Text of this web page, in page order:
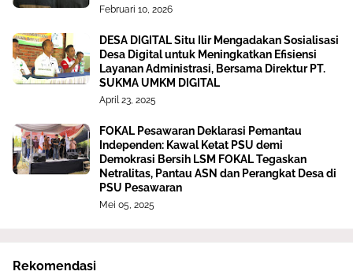
Februari 10, 2026
DESA DIGITAL Situ Ilir Mengadakan Sosialisasi
Desa Digital untuk Meningkatkan Efisiensi
Layanan Administrasi, Bersama Direktur PT.
SUKMA UMKM DIGITAL
April 23, 2025
FOKAL Pesawaran Deklarasi Pemantau
Independen: Kawal Ketat PSU demi
Demokrasi Bersih LSM FOKAL Tegaskan
Netralitas, Pantau ASN dan Perangkat Desa di
PSU Pesawaran
Mei 05, 2025
Rekomendasi